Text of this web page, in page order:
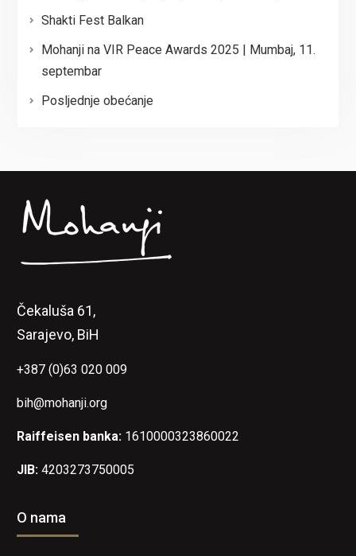
Shakti Fest Balkan
Mohanji na VIR Peace Awards 2025 | Mumbaj, 11.
septembar
Posljednje obećanje
Čekaluša 61,
Sarajevo, BiH
+387 (0)63 020 009
bih@mohanji.org
Raiffeisen banka: 1610000323860022
JIB: 4203273750005
O nama